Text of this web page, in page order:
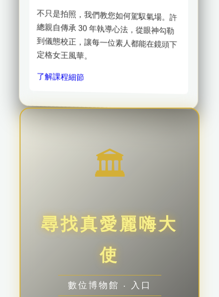
不只是拍照，我們教您如何駕馭氣場。許
總親自傳承 30 年執導心法，從眼神勾勒
到儀態校正，讓每一位素人都能在鏡頭下
定格女王風華。
了解課程細節
🏛️
尋找真愛麗嗨大
使
數位博物館 ‧ 入口